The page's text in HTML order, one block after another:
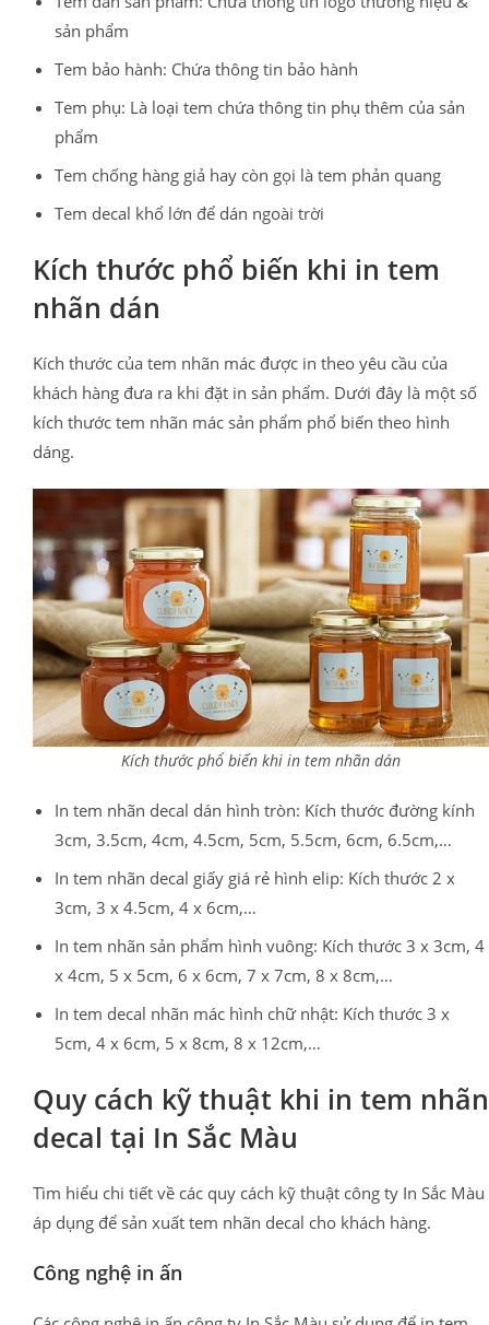
sản phẩm
Tem bảo hành: Chứa thông tin bảo hành
Tem phụ: Là loại tem chứa thông tin phụ thêm của sản
phẩm
Tem chống hàng giả hay còn gọi là tem phản quang
Tem decal khổ lớn để dán ngoài trời
Kích thước phổ biến khi in tem
nhãn dán
Kích thước của tem nhãn mác được in theo yêu cầu của
khách hàng đưa ra khi đặt in sản phẩm. Dưới đây là một số
kích thước tem nhãn mác sản phẩm phổ biến theo hình
dáng.
Kích thước phổ biến khi in tem nhãn dán
In tem nhãn decal dán hình tròn: Kích thước đường kính
3cm, 3.5cm, 4cm, 4.5cm, 5cm, 5.5cm, 6cm, 6.5cm,…
In tem nhãn decal giấy giá rẻ hình elip: Kích thước 2 x
3cm, 3 x 4.5cm, 4 x 6cm,…
In tem nhãn sản phẩm hình vuông: Kích thước 3 x 3cm, 4
x 4cm, 5 x 5cm, 6 x 6cm, 7 x 7cm, 8 x 8cm,…
In tem decal nhãn mác hình chữ nhật: Kích thước 3 x
5cm, 4 x 6cm, 5 x 8cm, 8 x 12cm,…
Quy cách kỹ thuật khi in tem nhãn
decal tại In Sắc Màu
Tìm hiểu chi tiết về các quy cách kỹ thuật công ty In Sắc Màu
áp dụng để sản xuất tem nhãn decal cho khách hàng.
Công nghệ in ấn